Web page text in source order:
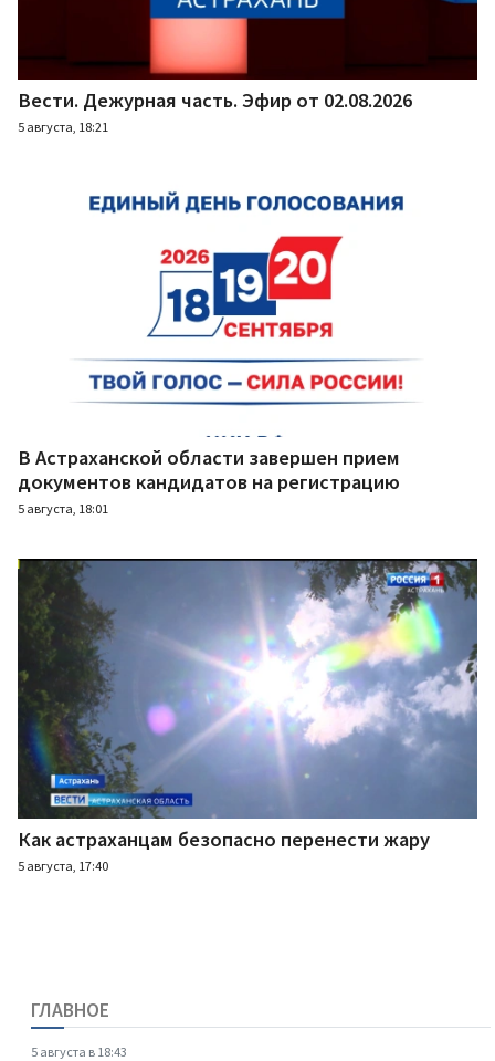
Вести. Дежурная часть. Эфир от 02.08.2026
5 августа, 18:21
В Астраханской области завершен прием
документов кандидатов на регистрацию
5 августа, 18:01
Как астраханцам безопасно перенести жару
5 августа, 17:40
ГЛАВНОЕ
5 августа в 18:43